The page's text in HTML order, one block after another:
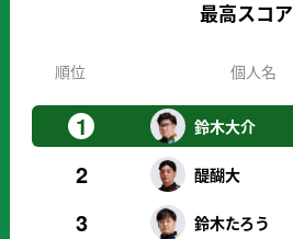
最高スコア
順位 個人名
1 鈴木大介
2 醍醐大
3 鈴木たろう